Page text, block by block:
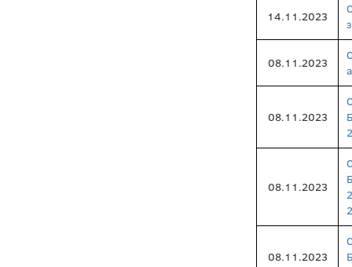
14.11.2023
08.11.2023
08.11.2023
08.11.2023
08.11.2023